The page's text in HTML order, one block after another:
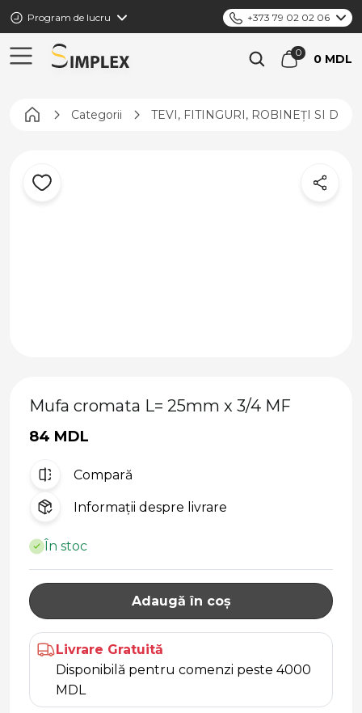
Program de lucru +373 79 02 02 06
0 MDL
Pagina principală
Categorii TEVI, FITINGURI, ROBINEȚI SI
Mufa cromata L= 25mm x 3/4 MF
84 MDL
Compară
Informații despre livrare
În stoc
Adaugă în coș
Livrare Gratuită
Disponibilă pentru comenzi peste 4000
MDL